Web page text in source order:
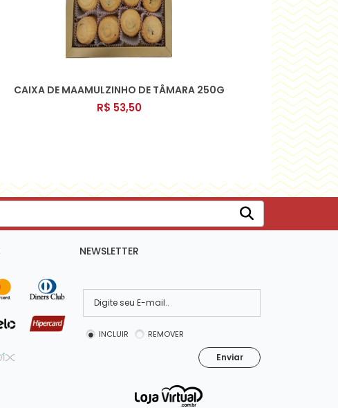
CAIXA DE MAAMULZINHO DE TÂMARA 250G
R$ 53,50
NEWSLETTER
INCLUIR REMOVER
Enviar